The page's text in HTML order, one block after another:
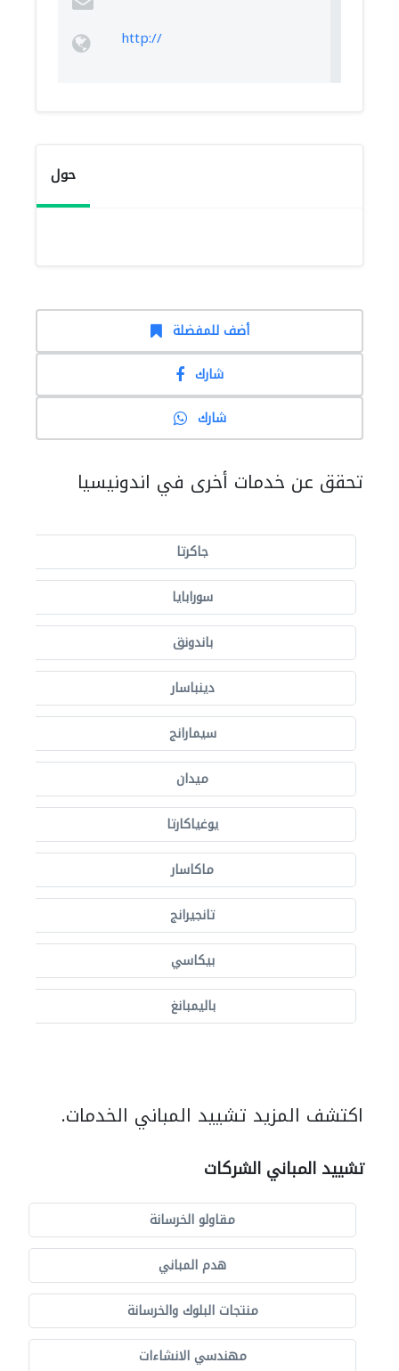
http://
حول
أضف للمفضلة
شارك
شارك
تحقق عن خدمات أخرى في اندونيسيا
جاكرتا
سورابايا
باندونق
دينباسار
سيمارانج
ميدان
يوغياكارتا
ماكاسار
تانجيرانج
بيكاسي
باليمبانغ
اكتشف المزيد تشييد المباني الخدمات.
تشييد المباني الشركات
مقاولو الخرسانة
هدم المباني
منتجات البلوك والخرسانة
مهندسي الانشاءات